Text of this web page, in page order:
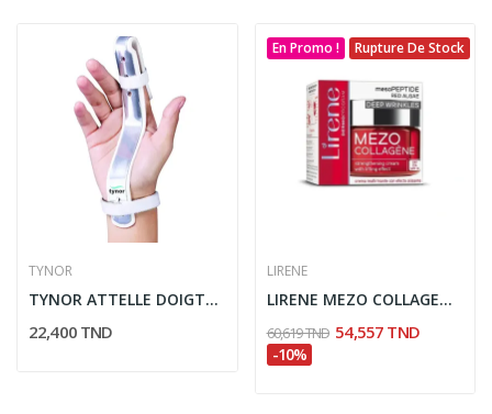
TYNOR
TYNOR ATTELLE DOIGTS UNIVERSEL MOUSSE F03
22,400 TND
En Promo ! Rupture De Stock
LIRENE
LIRENE MEZO COLLAGENE CREME DE JOUR RIDES...
60,619 TND 54,557 TND
-10%